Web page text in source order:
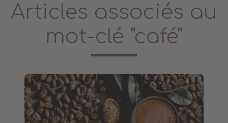
Articles associés au
mot-clé "café"